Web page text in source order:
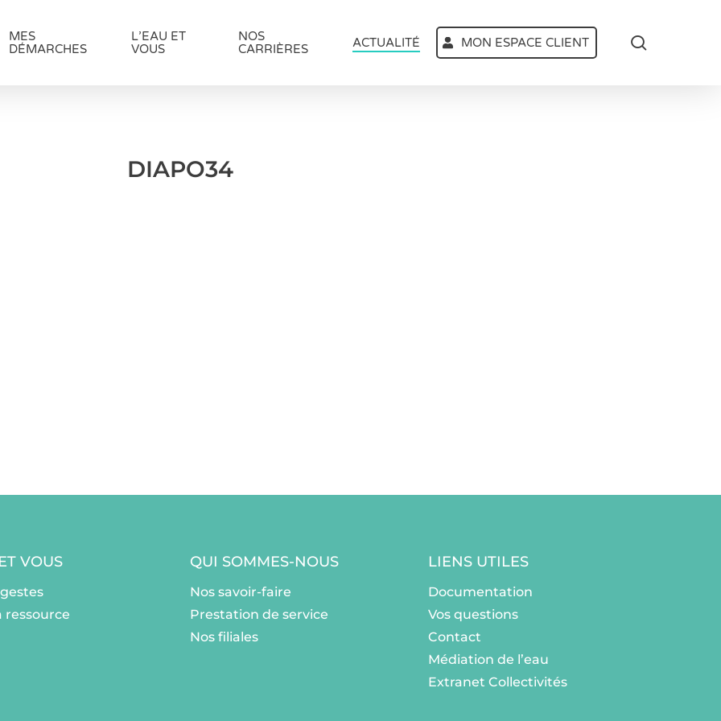
MES
DÉMARCHES
L’EAU ET
VOUS
NOS
CARRIÈRES
ACTUALITÉ MON ESPACE CLIENT
DIAPO34
VOUS
ressource
QUI SOMMES-NOUS
Nos savoir-faire
Prestation de service
Nos filiales
LIENS UTILES
Documentation
Vos questions
Contact
Médiation de l’eau
Extranet Collectivités